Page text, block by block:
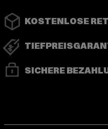
KOSTENLOSE
SICHERE